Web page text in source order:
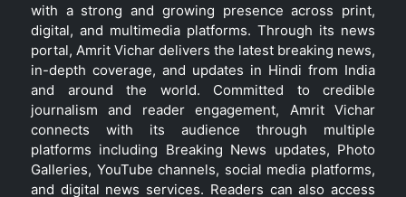
with a strong and growing presence across print,
digital, and multimedia platforms. Through its news
portal, Amrit Vichar delivers the latest breaking news,
in-depth coverage, and updates in Hindi from India
and around the world. Committed to credible
journalism and reader engagement, Amrit Vichar
connects with its audience through multiple
platforms including Breaking News updates, Photo
Galleries, YouTube channels, social media platforms,
and digital news services. Readers can also access